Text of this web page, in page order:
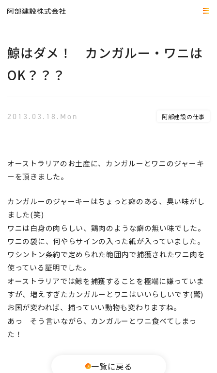
鯨はダメ！ カンガルー・ワニは
OK？？？
2013.03.18.Mon 阿部建設の仕事
オーストラリアのお土産に、カンガルーとワニのジャーキ
ーを頂きました。
カンガルーのジャーキーはちょっと癖のある、臭い味がし
ました(笑)
ワニは白身の肉らしい、鶏肉のような癖の無い味でした。
ワニの袋に、何やらサインの入った紙が入っていました。
ワシントン条約で定められた範囲内で捕獲されたワニ肉を
使っている証明でした。
オーストラリアでは鯨を捕獲することを極端に嫌っていま
すが、増えすぎたカンガルーとワニはいいらしいです(驚)
お国が変われば、捕っていい動物も変わりますね。
あっ そう言いながら、カンガルーとワニ食べてしまっ
た！
一覧に戻る